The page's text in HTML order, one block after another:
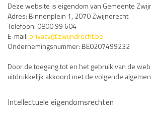
Deze website is eigendom van Gemeente
Adres: Binnenplein 1, 2070 Zwijndrecht
Telefoon: 0800 99 604
E-mail:privacy@zwijndrecht.be
Ondernemingsnummer: BE0207499232
Door de toegang tot en het gebruik van de
uitdrukkelijk akkoord met de volgende
Intellectuele eigendomsrechten